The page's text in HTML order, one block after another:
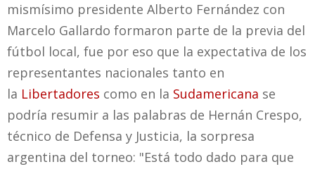
mismísimo presidente Alberto Fernández con
Marcelo Gallardo formaron parte de la previa del
fútbol local, fue por eso que la expectativa de los
representantes nacionales tanto en
la Libertadores como en la Sudamericana se
podría resumir a las palabras de Hernán Crespo,
técnico de Defensa y Justicia, la sorpresa
argentina del torneo: "Está todo dado para que